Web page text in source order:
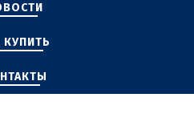
КУПИТЬ